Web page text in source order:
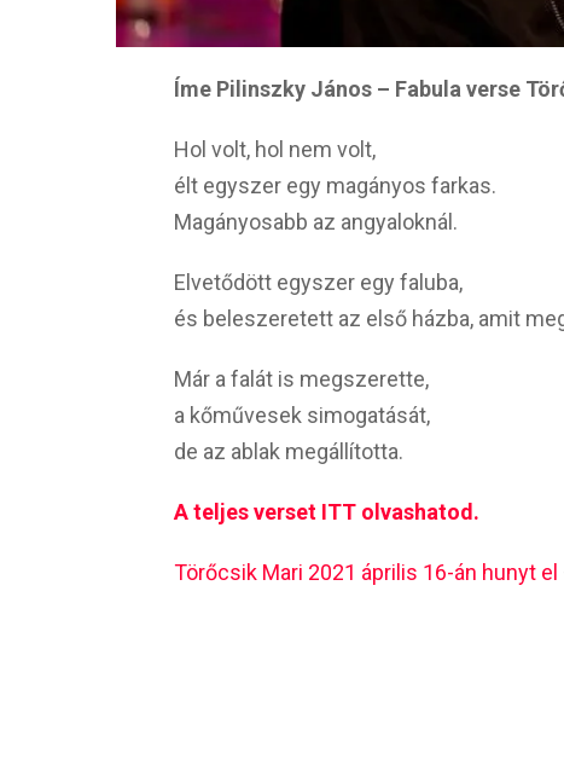
Íme Pilinszky János – Fabula verse
Hol volt, hol nem volt,
élt egyszer egy magányos farkas.
Magányosabb az angyaloknál.
Elvetődött egyszer egy faluba,
és beleszeretett az első házba, amit
Már a falát is megszerette,
a kőművesek simogatását,
de az ablak megállította.
A teljes verset ITT olvashatod.
Törőcsik Mari 2021 április 16-án hunyt el